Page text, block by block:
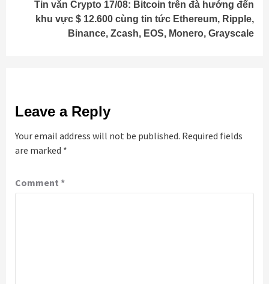
Tin vắn Crypto 17/08: Bitcoin trên đà hướng đến
khu vực $ 12.600 cùng tin tức Ethereum, Ripple,
Binance, Zcash, EOS, Monero, Grayscale
Leave a Reply
Your email address will not be published. Required fields
are marked *
Comment *